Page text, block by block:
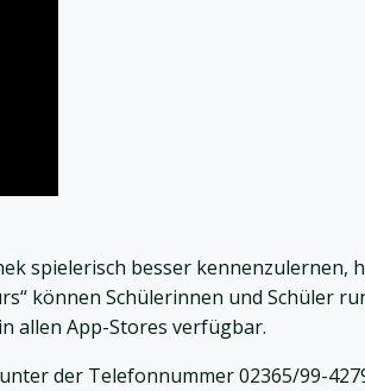
spielerisch besser
können Schülerinnen und Schüler
allen App-Stores verfügbar.
der Telefonnummer 02365/99-